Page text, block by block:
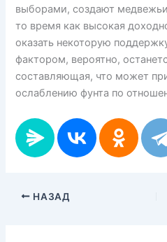
выборами, создают
то время как высокая
оказать некоторую
фактором, вероятно,
составляющая, что может
ослаблению фунта по
НАЗАД